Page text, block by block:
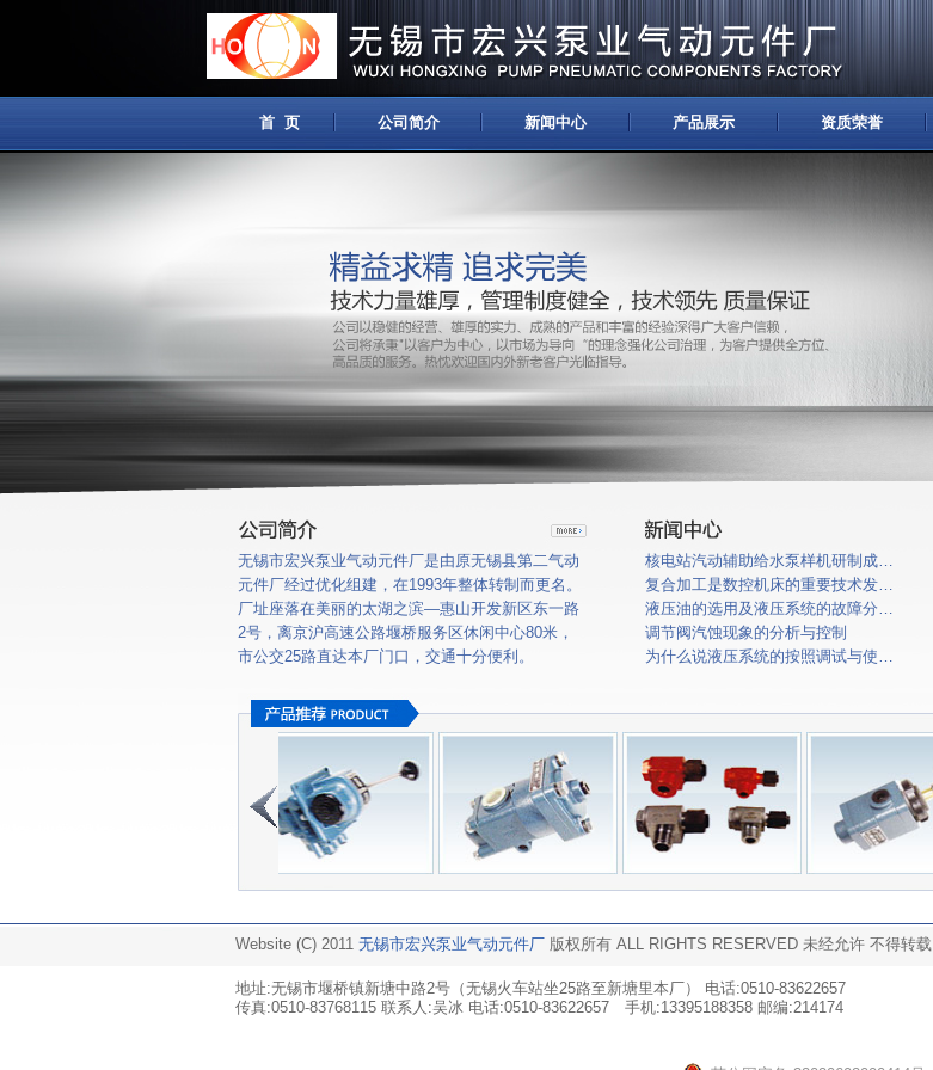
首 页 公司简介 新闻中心 产品展示 资质荣誉
无锡市宏兴泵业气动元件厂是由原无锡县第二气动
元件厂经过优化组建，在1993年整体转制而更名。
厂址座落在美丽的太湖之滨—惠山开发新区东一路
2号，离京沪高速公路堰桥服务区休闲中心80米，
市公交25路直达本厂门口，交通十分便利。
核电站汽动辅助给水泵样机研制成…
复合加工是数控机床的重要技术发…
液压油的选用及液压系统的故障分…
调节阀汽蚀现象的分析与控制
为什么说液压系统的按照调试与使…
Website (C) 2011 无锡市宏兴泵业气动元件厂 版权所有 ALL RIGHTS RESERVED 未经允许 不得转载
地址:无锡市堰桥镇新塘中路2号（无锡火车站坐25路至新塘里本厂） 电话:0510-83622657
传真:0510-83768115 联系人:吴冰 电话:0510-83622657 手机:13395188358 邮编:214174